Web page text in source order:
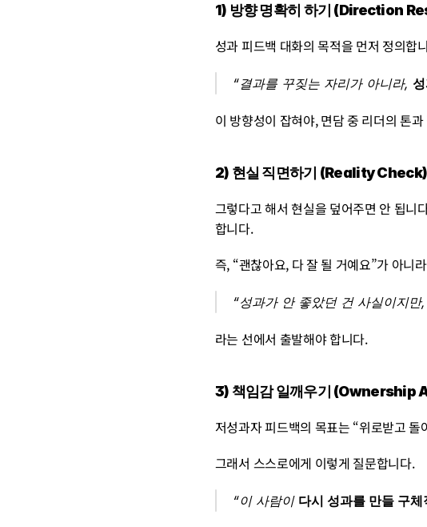
1) 방향 명확히 하기 (Direction
성과 피드백 대화의 목적을 먼저 정의합
“결과를 꾸짖는 자리가 아니라,
이 방향성이 잡혀야, 면담 중 리더의 톤
2) 현실 직면하기 (Reality Check)
그렇다고 해서 현실을 덮어주면 안 됩니
합니다.
즉, “괜찮아요, 다 잘 될 거예요”가 아니라
“성과가 안 좋았던 건 사실이지만
라는 선에서 출발해야 합니다.
3) 책임감 일깨우기 (Ownership
저성과자 피드백의 목표는 “위로받고
그래서 스스로에게 이렇게 질문합니다.
“이 사람이 다시 성과를 만들 구체